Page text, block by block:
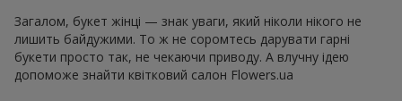
Загалом, букет жінці — знак уваги, який ніколи нікого не
лишить байдужими. То ж не соромтесь дарувати гарні
букети просто так, не чекаючи приводу. А влучну ідею
допоможе знайти квітковий салон Flowers.ua